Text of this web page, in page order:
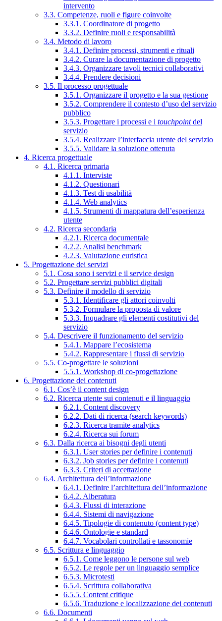
intervento
3.3. Competenze, ruoli e figure coinvolte
3.3.1. Coordinatore di progetto
3.3.2. Definire ruoli e responsabilità
3.4. Metodo di lavoro
3.4.1. Definire processi, strumenti e rituali
3.4.2. Curare la documentazione di progetto
3.4.3. Organizzare tavoli tecnici collaborativi
3.4.4. Prendere decisioni
3.5. Il processo progettuale
3.5.1. Organizzare il progetto e la sua gestione
3.5.2. Comprendere il contesto d’uso del servizio
pubblico
3.5.3. Progettare i processi e i touchpointdel
servizio
3.5.4. Realizzare l’interfaccia utente del servizio
3.5.5. Validare la soluzione ottenuta
4. Ricerca progettuale
4.1. Ricerca primaria
4.1.1. Interviste
4.1.2. Questionari
4.1.3. Test di usabilità
4.1.4. Web analytics
4.1.5. Strumenti di mappatura dell’esperienza
utente
4.2. Ricerca secondaria
4.2.1. Ricerca documentale
4.2.2. Analisi benchmark
4.2.3. Valutazione euristica
5. Progettazione dei servizi
5.1. Cosa sono i servizi e il service design
5.2. Progettare servizi pubblici digitali
5.3. Definire il modello di servizio
5.3.1. Identificare gli attori coinvolti
5.3.2. Formulare la proposta di valore
5.3.3. Inquadrare gli elementi costitutivi del
servizio
5.4. Descrivere il funzionamento del servizio
5.4.1. Mappare l’ecosistema
5.4.2. Rappresentare i flussi di servizio
5.5. Co-progettare le soluzioni
5.5.1. Workshop di co-progettazione
6. Progettazione dei contenuti
6.1. Cos’è il content design
6.2. Ricerca utente sui contenuti e il linguaggio
6.2.1. Content discovery
6.2.2. Dati di ricerca (search keywords)
6.2.3. Ricerca tramite analytics
6.2.4. Ricerca sui forum
6.3. Dalla ricerca ai bisogni degli utenti
6.3.1. User stories per definire i contenuti
6.3.2. Job stories per definire i contenuti
6.3.3. Criteri di accettazione
6.4. Architettura dell’informazione
6.4.1. Definire l’architettura dell’informazione
6.4.2. Alberatura
6.4.3. Flussi di interazione
6.4.4. Sistemi di navigazione
6.4.5. Tipologie di contenuto (content type)
6.4.6. Ontologie e standard
6.4.7. Vocabolari controllati e tassonomie
6.5. Scrittura e linguaggio
6.5.1. Come leggono le persone sul web
6.5.2. Le regole per un linguaggio semplice
6.5.3. Microtesti
6.5.4. Scrittura collaborativa
6.5.5. Content critique
6.5.6. Traduzione e localizzazione dei contenuti
6.6. Documenti